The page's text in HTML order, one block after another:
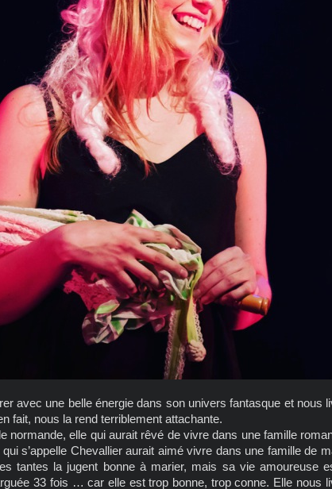
avec une belle énergie dans son univers fantasque et nous
fait, nous la rend terriblement attachante.
normande, elle qui aurait rêvé de vivre dans une famille
s’appelle Chevallier aurait aimé vivre dans une famille de
tantes la jugent bonne à marier, mais sa vie amoureuse
33 fois … car elle est trop bonne, trop conne. Elle nous